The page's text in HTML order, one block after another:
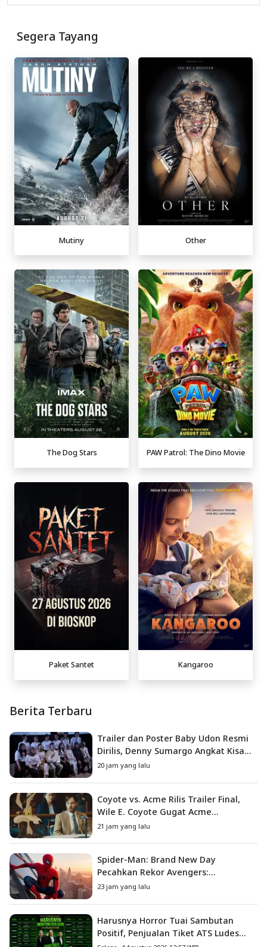
Segera Tayang
Mutiny Other
The Dog Stars PAW Patrol: The Dino Movie
Paket Santet Kangaroo
Berita Terbaru
Trailer dan Poster Baby Udon Resmi
Dirilis, Denny Sumargo Angkat Kisah
Nyata Fanny Kondoh
20 jam yang lalu
Coyote vs. Acme Rilis Trailer Final,
Wile E. Coyote Gugat Acme
Corporation ke Pengadilan
21 jam yang lalu
Spider-Man: Brand New Day
Pecahkan Rekor Avengers:
Endgame, Cetak Debut Box Office
23 jam yang lalu
Harusnya Horror Tuai Sambutan
Positif, Penjualan Tiket ATS Ludes